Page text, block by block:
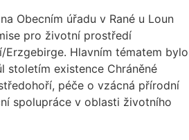
Obecním úřadu v Rané u Loun
pro životní prostředí
Erzgebirge. Hlavním tématem bylo
stoletím existence Chráněné
péče o vzácná přírodní
spolupráce v oblasti životního